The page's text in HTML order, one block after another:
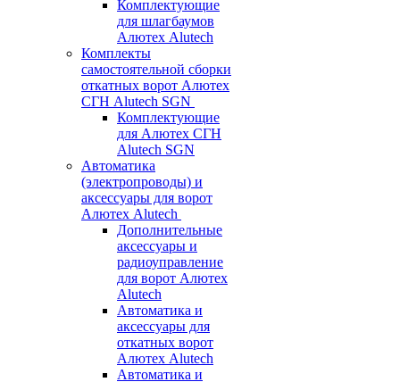
Комплектующие
для шлагбаумов
Алютех Alutech
Комплекты
самостоятельной сборки
откатных ворот Алютех
СГН Alutech SGN
Комплектующие
для Алютех СГН
Alutech SGN
Автоматика
(электропроводы) и
аксессуары для ворот
Алютех Alutech
Дополнительные
аксессуары и
радиоуправление
для ворот Алютех
Alutech
Автоматика и
аксессуары для
откатных ворот
Алютех Alutech
Автоматика и